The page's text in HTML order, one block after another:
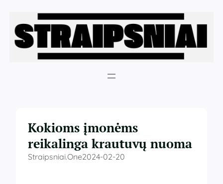
turinio
Kokioms įmonėms
reikalinga krautuvų nuoma
Straipsniai.one2024-02-20